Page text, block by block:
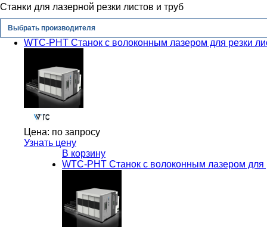
Станки для лазерной резки листов и труб
Выбрать производителя
WTC-PHT Станок с волоконным лазером для резки
Цена: по запросу
Узнать цену
В корзину
WTC-PHT Станок с волоконным лазером